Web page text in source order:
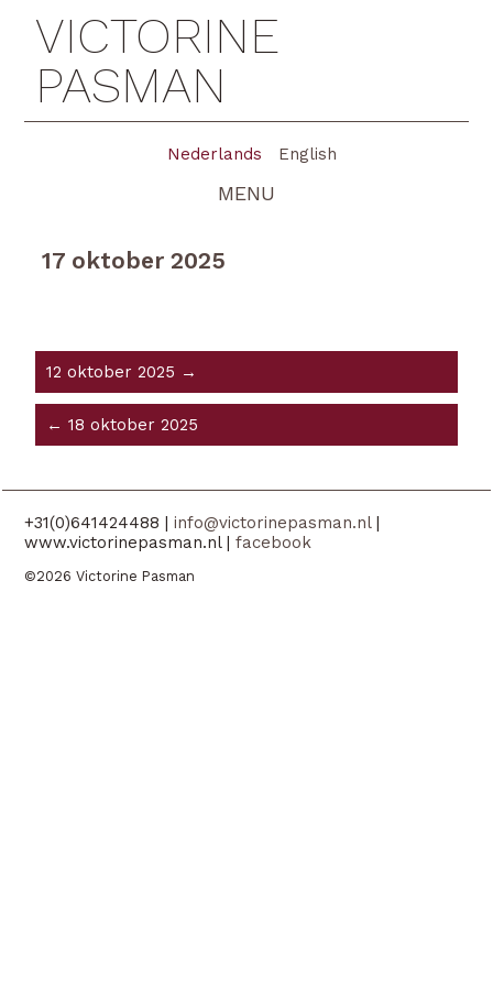
VICTORINE
PASMAN
Nederlands English
MENU
17 oktober 2025
12 oktober 2025 →
← 18 oktober 2025
+31(0)641424488 |info@victorinepasman.nl|
www.victorinepasman.nl |facebook
©2026 Victorine Pasman